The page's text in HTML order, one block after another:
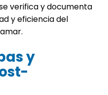
verifica y documenta
y eficiencia del
y